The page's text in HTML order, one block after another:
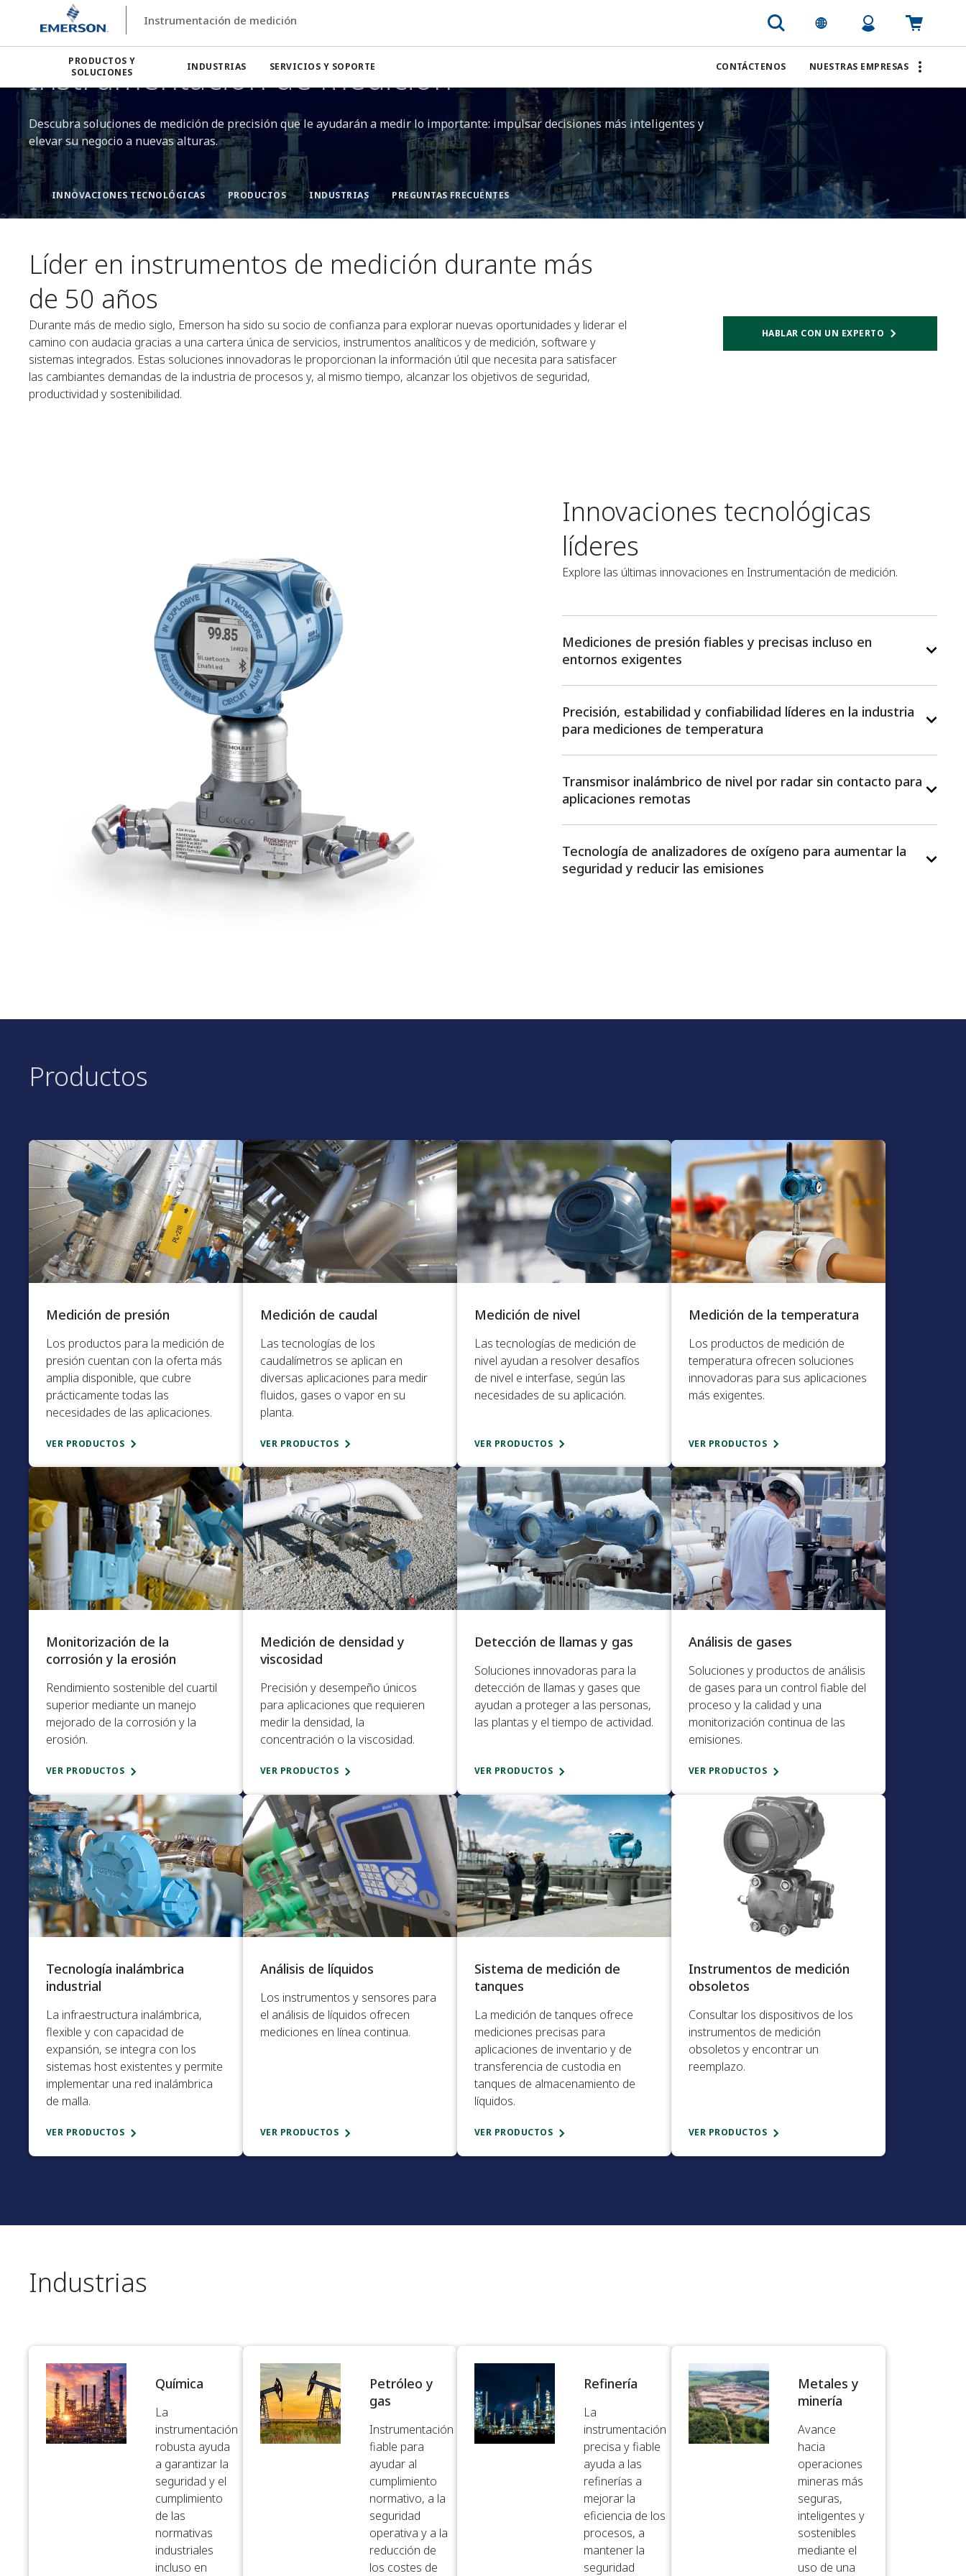
Instrumentación de medición
PRODUCTOS Y
SOLUCIONES
INDUSTRIAS SERVICIOS Y SOPORTE CONTÁCTENOS NUESTRAS EMPRESAS
Instrumentación de medición
Instrumentación de medición​
Descubra soluciones de medición de precisión que le ayudarán a medir lo importante: impulsar decisiones más inteligentes y
elevar su negocio a nuevas alturas.
INNOVACIONES TECNOLÓGICAS​ PRODUCTOS​ INDUSTRIAS​ PREGUNTAS FRECUENTES
Líder en instrumentos de medición durante más
de 50 años​
Durante más de medio siglo, Emerson ha sido su socio de confianza para explorar nuevas oportunidades y liderar el
camino con audacia gracias a una cartera única de servicios, instrumentos analíticos y de medición, software y
sistemas integrados. Estas soluciones innovadoras le proporcionan la información útil que necesita para satisfacer
las cambiantes demandas de la industria de procesos y, al mismo tiempo, alcanzar los objetivos de seguridad,
productividad y sostenibilidad.​
HABLAR CON UN EXPERTO
Innovaciones tecnológicas
líderes​
Explore las últimas innovaciones en Instrumentación de medición.
Mediciones de presión fiables y precisas incluso en
entornos exigentes
Precisión, estabilidad y confiabilidad líderes en la industria
para mediciones de temperatura
Transmisor inalámbrico de nivel por radar sin contacto para
aplicaciones remotas​
Tecnología de analizadores de oxígeno para aumentar la
seguridad y reducir las emisiones
Productos
Medición de presión​
Los productos para la medición de
presión cuentan con la oferta más
amplia disponible, que cubre
prácticamente todas las
necesidades de las aplicaciones.​
VER PRODUCTOS
Medición de caudal​
Las tecnologías de los
caudalímetros se aplican en
diversas aplicaciones para medir
fluidos, gases o vapor en su
planta.​
VER PRODUCTOS
Medición de nivel​
Las tecnologías de medición de
nivel ayudan a resolver desafíos
de nivel e interfase, según las
necesidades de su aplicación.​
VER PRODUCTOS
Medición de la temperatura​
Los productos de medición de
temperatura ofrecen soluciones
innovadoras para sus aplicaciones
más exigentes.​
VER PRODUCTOS
Monitorización de la
corrosión y la erosión​
Rendimiento sostenible del cuartil
superior mediante un manejo
mejorado de la corrosión y la
erosión.​
VER PRODUCTOS
Medición de densidad y
viscosidad
Precisión y desempeño únicos
para aplicaciones que requieren
medir la densidad, la
concentración o la viscosidad.​
VER PRODUCTOS
Detección de llamas y gas​
Soluciones innovadoras para la
detección de llamas y gases que
ayudan a proteger a las personas,
las plantas y el tiempo de actividad.
VER PRODUCTOS
Análisis de gases​
Soluciones y productos de análisis
de gases para un control fiable del
proceso y la calidad y una
monitorización continua de las
emisiones.​
VER PRODUCTOS
Tecnología inalámbrica
industrial​
La infraestructura inalámbrica,
flexible y con capacidad de
expansión, se integra con los
sistemas host existentes y permite
implementar una red inalámbrica
de malla.
VER PRODUCTOS
Análisis de líquidos​
Los instrumentos y sensores para
el análisis de líquidos ofrecen
mediciones en línea continua.​
VER PRODUCTOS
Sistema de medición de
tanques​
La medición de tanques ofrece
mediciones precisas para
aplicaciones de inventario y de
transferencia de custodia en
tanques de almacenamiento de
líquidos.​
VER PRODUCTOS
Instrumentos de medición
obsoletos​
Consultar los dispositivos de los
instrumentos de medición
obsoletos y encontrar un
reemplazo.​
VER PRODUCTOS
Industrias
Química​
La
instrumentación
robusta ayuda
a garantizar la
seguridad y el
cumplimiento
de las
normativas
industriales
incluso en
Petróleo y
gas​
Instrumentación
fiable para
ayudar al
cumplimiento
normativo, a la
seguridad
operativa y a la
reducción de
los costes de
Refinería
La
instrumentación
precisa y fiable
ayuda a las
refinerías a
mejorar la
eficiencia de los
procesos, a
mantener la
seguridad
Metales y
minería​
Avance
hacia
operaciones
mineras más
seguras,
inteligentes y
sostenibles
mediante el
uso de una